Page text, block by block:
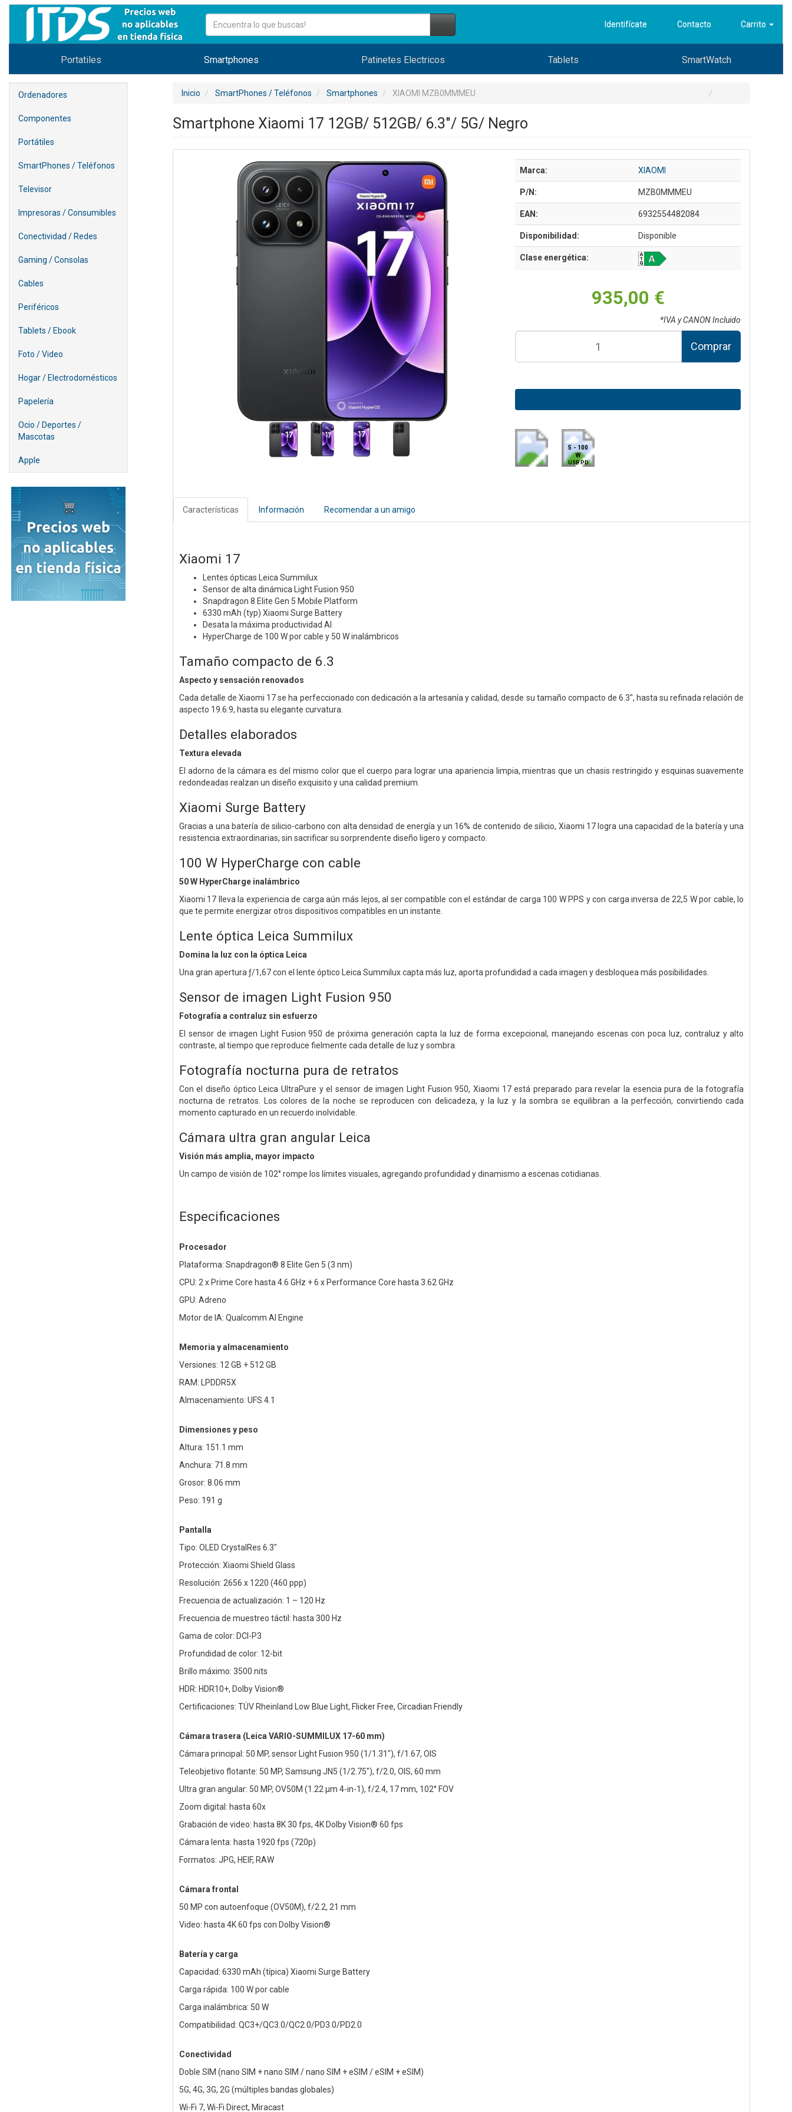
Identifícate Contacto Carrito
Portatiles Smartphones Patinetes Electricos Tablets SmartWatch
Ordenadores
Componentes
Portátiles
SmartPhones / Teléfonos
Televisor
Impresoras / Consumibles
Conectividad / Redes
Gaming / Consolas
Cables
Periféricos
Tablets / Ebook
Foto / Video
Hogar / Electrodomésticos
Papelería
Ocio / Deportes /
Mascotas
Apple
Inicio SmartPhones / Teléfonos Smartphones XIAOMI MZB0MMMEU
Smartphone Xiaomi 17 12GB/ 512GB/ 6.3"/ 5G/ Negro
Marca: XIAOMI
P/N: MZB0MMMEU
EAN: 6932554482084
Disponibilidad: Disponible
Clase energética:
935,00 €
*IVA y CANON Incluido
Comprar
5 - 100
W
USB PD
Características Información Recomendar a un amigo
Xiaomi 17
Lentes ópticas Leica Summilux
Sensor de alta dinámica Light Fusion 950
Snapdragon 8 Elite Gen 5 Mobile Platform
6330 mAh (typ) Xiaomi Surge Battery
Desata la máxima productividad AI
HyperCharge de 100 W por cable y 50 W inalámbricos
Tamaño compacto de 6.3
Aspecto y sensación renovados
Cada detalle de Xiaomi 17 se ha perfeccionado con dedicación a la artesanía y calidad, desde su tamaño compacto de 6.3", hasta su refinada relación de
aspecto 19.6:9, hasta su elegante curvatura.
Detalles elaborados
Textura elevada
El adorno de la cámara es del mismo color que el cuerpo para lograr una apariencia limpia, mientras que un chasis restringido y esquinas suavemente
redondeadas realzan un diseño exquisito y una calidad premium.
Xiaomi Surge Battery
Gracias a una batería de silicio-carbono con alta densidad de energía y un 16% de contenido de silicio, Xiaomi 17 logra una capacidad de la batería y una
resistencia extraordinarias, sin sacrificar su sorprendente diseño ligero y compacto.
100 W HyperCharge con cable
50 W HyperCharge inalámbrico
Xiaomi 17 lleva la experiencia de carga aún más lejos, al ser compatible con el estándar de carga 100 W PPS y con carga inversa de 22,5 W por cable, lo
que te permite energizar otros dispositivos compatibles en un instante.
Lente óptica Leica Summilux
Domina la luz con la óptica Leica
Una gran apertura ƒ/1,67 con el lente óptico Leica Summilux capta más luz, aporta profundidad a cada imagen y desbloquea más posibilidades.
Sensor de imagen Light Fusion 950
Fotografía a contraluz sin esfuerzo
El sensor de imagen Light Fusion 950 de próxima generación capta la luz de forma excepcional, manejando escenas con poca luz, contraluz y alto
contraste, al tiempo que reproduce fielmente cada detalle de luz y sombra.
Fotografía nocturna pura de retratos
Con el diseño óptico Leica UltraPure y el sensor de imagen Light Fusion 950, Xiaomi 17 está preparado para revelar la esencia pura de la fotografía
nocturna de retratos. Los colores de la noche se reproducen con delicadeza, y la luz y la sombra se equilibran a la perfección, convirtiendo cada
momento capturado en un recuerdo inolvidable.
Cámara ultra gran angular Leica
Visión más amplia, mayor impacto
Un campo de visión de 102° rompe los límites visuales, agregando profundidad y dinamismo a escenas cotidianas.
Especificaciones
Procesador
Plataforma: Snapdragon® 8 Elite Gen 5 (3 nm)
CPU: 2 x Prime Core hasta 4.6 GHz + 6 x Performance Core hasta 3.62 GHz
GPU: Adreno
Motor de IA: Qualcomm AI Engine
Memoria y almacenamiento
Versiones: 12 GB + 512 GB
RAM: LPDDR5X
Almacenamiento: UFS 4.1
Dimensiones y peso
Altura: 151.1 mm
Anchura: 71.8 mm
Grosor: 8.06 mm
Peso: 191 g
Pantalla
Tipo: OLED CrystalRes 6.3"
Protección: Xiaomi Shield Glass
Resolución: 2656 x 1220 (460 ppp)
Frecuencia de actualización: 1 – 120 Hz
Frecuencia de muestreo táctil: hasta 300 Hz
Gama de color: DCI-P3
Profundidad de color: 12-bit
Brillo máximo: 3500 nits
HDR: HDR10+, Dolby Vision®
Certificaciones: TÜV Rheinland Low Blue Light, Flicker Free, Circadian Friendly
Cámara trasera (Leica VARIO-SUMMILUX 17-60 mm)
Cámara principal: 50 MP, sensor Light Fusion 950 (1/1.31"), f/1.67, OIS
Teleobjetivo flotante: 50 MP, Samsung JN5 (1/2.75"), f/2.0, OIS, 60 mm
Ultra gran angular: 50 MP, OV50M (1.22 µm 4-in-1), f/2.4, 17 mm, 102° FOV
Zoom digital: hasta 60x
Grabación de video: hasta 8K 30 fps, 4K Dolby Vision® 60 fps
Cámara lenta: hasta 1920 fps (720p)
Formatos: JPG, HEIF, RAW
Cámara frontal
50 MP con autoenfoque (OV50M), f/2.2, 21 mm
Video: hasta 4K 60 fps con Dolby Vision®
Batería y carga
Capacidad: 6330 mAh (típica) Xiaomi Surge Battery
Carga rápida: 100 W por cable
Carga inalámbrica: 50 W
Compatibilidad: QC3+/QC3.0/QC2.0/PD3.0/PD2.0
Conectividad
Doble SIM (nano SIM + nano SIM / nano SIM + eSIM / eSIM + eSIM)
5G, 4G, 3G, 2G (múltiples bandas globales)
Wi-Fi 7, Wi-Fi Direct, Miracast